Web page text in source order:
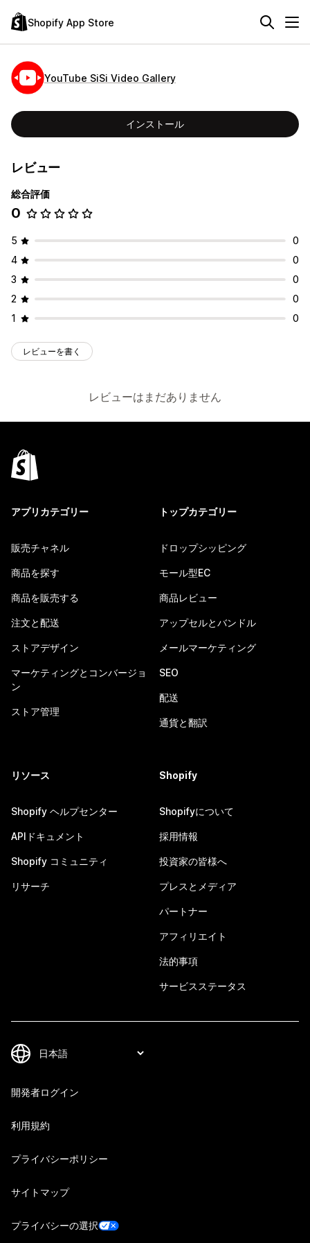
Shopify App Store
YouTube SiSi Video Gallery
インストール
レビュー
総合評価
0
5
0
4
0
3
0
2
0
1
0
レビューを書く
レビューはまだありません
アプリカテゴリー
販売チャネル
商品を探す
商品を販売する
注文と配送
ストアデザイン
マーケティングとコンバージョ
ン
ストア管理
トップカテゴリー
ドロップシッピング
モール型EC
商品レビュー
アップセルとバンドル
メールマーケティング
SEO
配送
通貨と翻訳
リソース
Shopify ヘルプセンター
APIドキュメント
Shopify コミュニティ
リサーチ
Shopify
Shopifyについて
採用情報
投資家の皆様へ
プレスとメディア
パートナー
アフィリエイト
法的事項
サービスステータス
開発者ログイン
利用規約
プライバシーポリシー
サイトマップ
プライバシーの選択